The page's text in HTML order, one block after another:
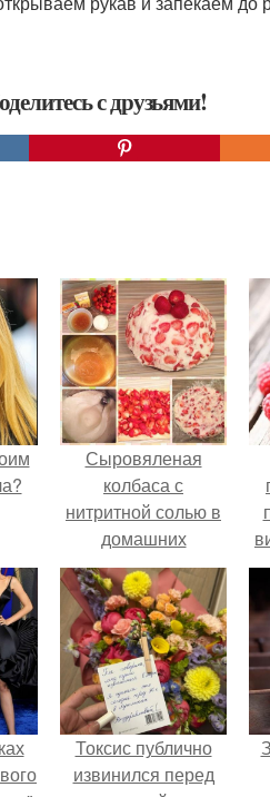
с друзьями!
Сыровяленая
колбаса с
нитритной солью в
домашних
условиях. Мы
готовим сами:
сыровяленая
домашняя колбаса.
Токсис публично
извинился перед